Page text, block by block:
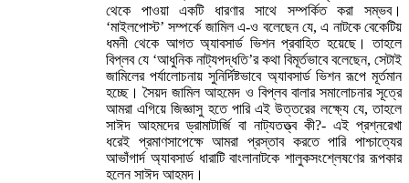
থেকে পাওয়া একটি ধারণার সাথে সম্পর্কিত করা সম্ভব।
‘মাইলপোস্ট’ সম্পর্কে জামিল এ-ও বলেছেন যে, এ নাটকে বেকেটিয়
ধমনী থেকে আগত অ্যাবসার্ড ভিশন প্রবাহিত হয়েছে। তাহলে
বিপ্লব যে ‘আধুনিক নাট্যপদ্ধতি’র কথা বিমূর্তভাবে বলেছেন, সেটাই
জামিলের পর্যালোচনায় সুনির্দিষ্টভাবে অ্যাবসার্ড ভিশন রূপে মূর্তমান
হচ্ছে। সৈয়দ জামিল আহমেদ ও বিপ্লব বালার সমালোচনার সূত্রে
আমরা এগিয়ে জিজ্ঞাসু হতে পারি এই উত্তরের লক্ষ্যে যে, তাহলে
সাঈদ আহমদের ড্রামাটার্জি বা নাট্যতত্ত্ব কী?- এই প্রশ্নরেখা
ধরেই প্রমাণসাপেক্ষে আমরা প্রস্তাব করতে পারি পাশ্চাত্যের
আভাঁগার্দ অ্যাবসার্ড ধারাটি বাংলানাটকে শালুকসংশ্লেষণের রূপকার
হলেন সাঈদ আহমদ।